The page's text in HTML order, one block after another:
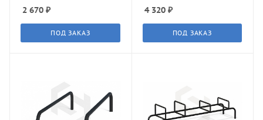
2 670 ₽
ПОД ЗАКАЗ
4 320₽
ПОД ЗАКАЗ